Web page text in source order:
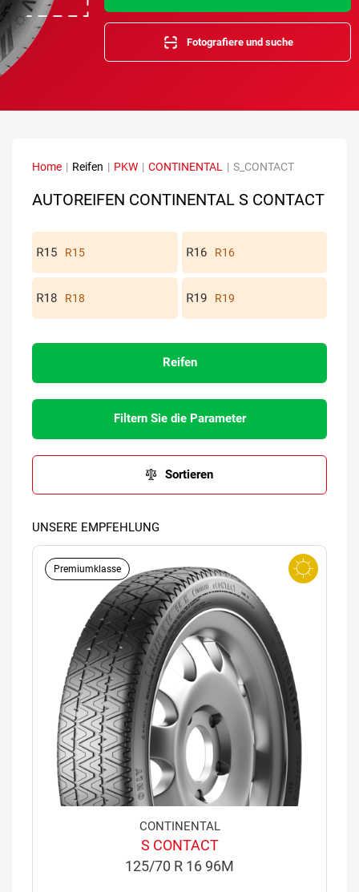
Fotografiere und suche
Home | Reifen | PKW | CONTINENTAL | S_CONTACT
AUTOREIFEN CONTINENTAL S CONTACT
R15 R16
R18 R19
Reifen
Filtern Sie die Parameter
Sortieren
UNSERE EMPFEHLUNG
Premiumklasse
CONTINENTAL
S CONTACT
125/70 R 16 96M